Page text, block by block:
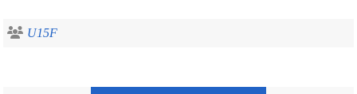
U15F